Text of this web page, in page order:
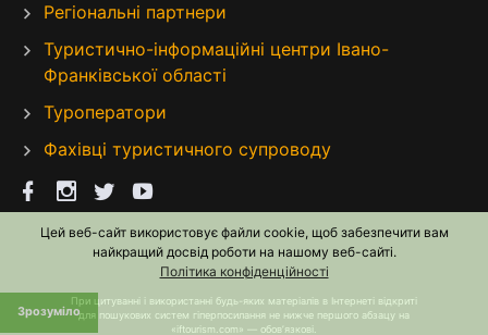
Цей веб-сайт використовує файли cookie, щоб забезпечити вам
найкращий досвід роботи на нашому веб-сайті.
Політика конфіденційності
Зрозуміло
Регіональні партнери
Туристично-інформаційні центри Івано-
Франківської області
Туроператори
Фахівці туристичного супроводу
При цитуванні і використанні будь-яких матеріалів в Інтернеті відкриті
для пошукових систем гіперпосилання не нижче першого абзацу на
«iftourism.com» — обов’язкові.